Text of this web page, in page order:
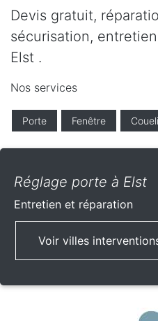
Devis gratuit,
sécurisation,
Elst .
Nos services
Porte Fenêtre
Réglage porte à Elst
Entretien et réparation
Voir villes